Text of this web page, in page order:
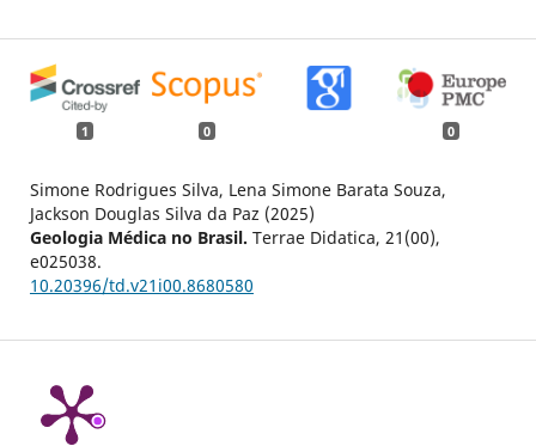
1 0 0
Simone Rodrigues Silva, Lena Simone Barata Souza,
Jackson Douglas Silva da Paz (2025)
Geologia Médica no Brasil. Terrae Didatica, 21 (00),
e025038.
10.20396/td.v21i00.8680580